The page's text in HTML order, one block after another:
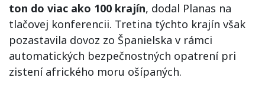
ton do viac ako 100 krajín, dodal Planas na
tlačovej konferencii. Tretina týchto krajín však
pozastavila dovoz zo Španielska v rámci
automatických bezpečnostných opatrení pri
zistení afrického moru ošípaných.